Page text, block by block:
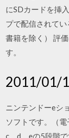
にSDカードを挿
プで配信されて
書籍を除く） 評
す。
2011/01/
ニンテンドーeシ
ソフトです。（電
c、d、eの5段階